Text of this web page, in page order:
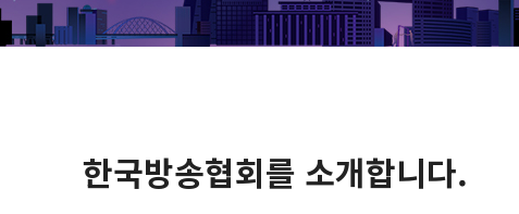
한국방송협회를 소개합니다.